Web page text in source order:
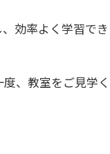
効率よく学習で
、教室をご見学く